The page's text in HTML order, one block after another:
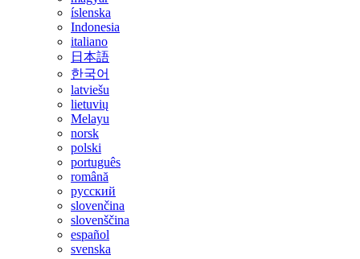
íslenska
Indonesia
italiano
日本語
한국어
latviešu
lietuvių
Melayu
norsk
polski
português
română
русский
slovenčina
slovenščina
español
svenska